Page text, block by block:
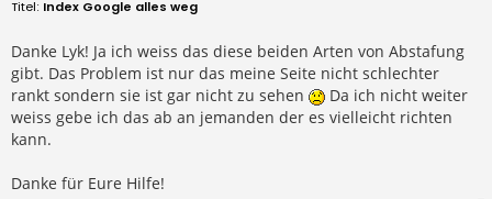
r
a
g
Index Google alles weg
Danke Lyk! Ja ich weiss das diese beiden Arten von Abstafung
gibt. Das Problem ist nur das meine Seite nicht schlechter
rankt sondern sie ist gar nicht zu sehen
Da ich nicht weiter
weiss gebe ich das ab an jemanden der es vielleicht richten
kann.
Danke für Eure Hilfe!